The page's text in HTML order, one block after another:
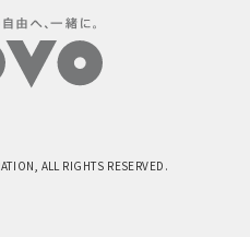
ALL RIGHTS RESERVED.